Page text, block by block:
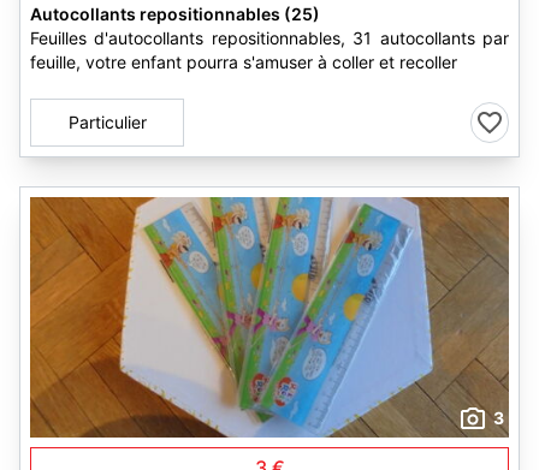
Autocollants repositionnables (25)
Feuilles d'autocollants repositionnables, 31 autocollants par
feuille, votre enfant pourra s'amuser à coller et recoller
Particulier
3